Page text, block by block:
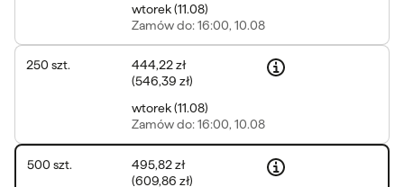
wtorek(11.08)
Zamówdo: 16:00, 10.08
250 szt.
444,22 zł
(546,39 zł)
wtorek(11.08)
Zamówdo: 16:00, 10.08
500 szt.
495,82 zł
(609,86 zł)